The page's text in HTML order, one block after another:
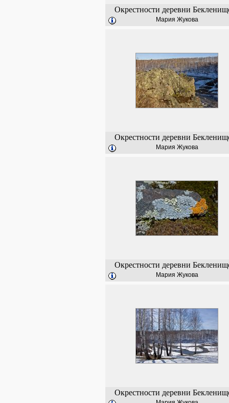
Окрестности деревни
Мария Жукова
Окрестности деревни
Мария Жукова
Окрестности деревни
Мария Жукова
Окрестности деревни